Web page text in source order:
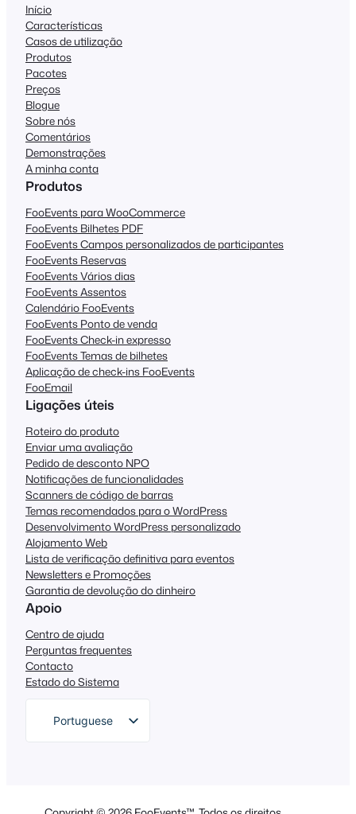
Início
Características
Casos de utilização
Produtos
Pacotes
Preços
Blogue
Sobre nós
Comentários
Demonstrações
A minha conta
Produtos
FooEvents para WooCommerce
FooEvents Bilhetes PDF
FooEvents Campos personalizados de participantes
FooEvents Reservas
FooEvents Vários dias
FooEvents Assentos
Calendário FooEvents
FooEvents Ponto de venda
FooEvents Check-in expresso
FooEvents Temas de bilhetes
Aplicação de check-ins FooEvents
FooEmail
Ligações úteis
Roteiro do produto
Enviar uma avaliação
Pedido de desconto NPO
Notificações de funcionalidades
Scanners de código de barras
Temas recomendados para o WordPress
Desenvolvimento WordPress personalizado
Alojamento Web
Lista de verificação definitiva para eventos
Newsletters e Promoções
Garantia de devolução do dinheiro
Apoio
Centro de ajuda
Perguntas frequentes
Contacto
Estado do Sistema
Portuguese